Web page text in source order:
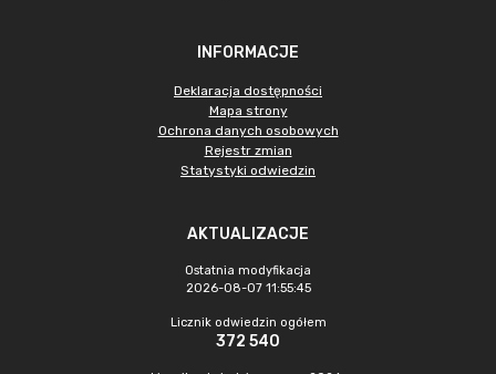
INFORMACJE
Deklaracja dostępności
Mapa strony
Ochrona danych osobowych
Rejestr zmian
Statystyki odwiedzin
AKTUALIZACJE
Ostatnia modyfikacja
2026-08-07 11:55:45
Licznik odwiedzin ogółem
372 540